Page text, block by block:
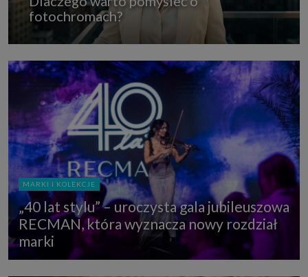
fotochromach?
MARKI I KOLEKCJE
„40 lat stylu” – uroczysta gala jubileuszowa
RECMAN, która wyznacza nowy rozdział
marki